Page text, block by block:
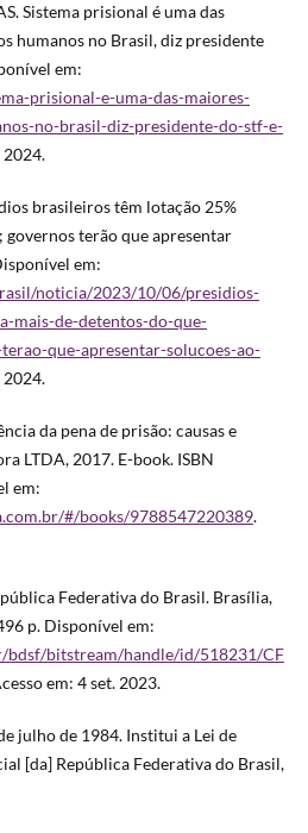
Sistema prisional é uma das
humanos no Brasil, diz presidente
em:
prisional-e-uma-das-maiores-
no-brasil-diz-presidente-do-stf-e-
2024.
brasileiros têm lotação 25%
terão que apresentar
em:
noticia/2023/10/06/presidios-
mais-de-detentos-do-que-
que-apresentar-solucoes-ao-
2024.
da pena de prisão: causas e
LTDA, 2017. E-book. ISBN
em:
#/books/9788547220389.
Federativa do Brasil. Brasília,
p. Disponível em:
bdsf/bitstream/handle/id/518231/CF
em: 4 set. 2023.
julho de 1984. Institui a Lei de
[da] República Federativa do Brasil,